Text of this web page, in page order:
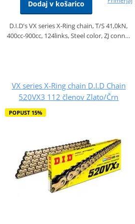
Dodaj v košarico
D.I.D's VX series X-Ring chain, T/S 41,0kN,
400cc-900cc, 124links, Steel color, ZJ conn…
VX series X-Ring chain D.I.D Chain
520VX3 112 členov Zlato/Črn
POPUST 15%